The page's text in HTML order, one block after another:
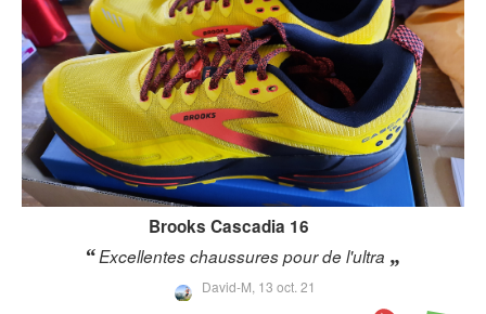
Brooks Cascadia 16
Excellentes chaussures pour de l'ultra
David-M, 13 oct. 21